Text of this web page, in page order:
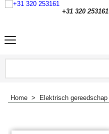
+31 320 253161
Home > Elektrisch gereedschap